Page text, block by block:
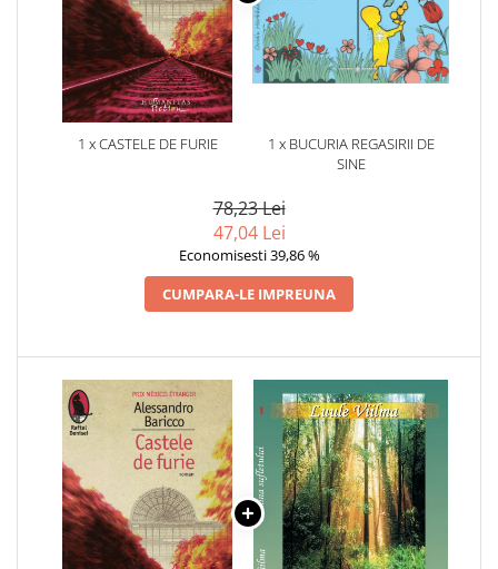
1 x CASTELE DE FURIE
1 x BUCURIA REGASIRII DE
SINE
78,23 Lei
47,04 Lei
Economisesti 39,86 %
CUMPARA-LE IMPREUNA